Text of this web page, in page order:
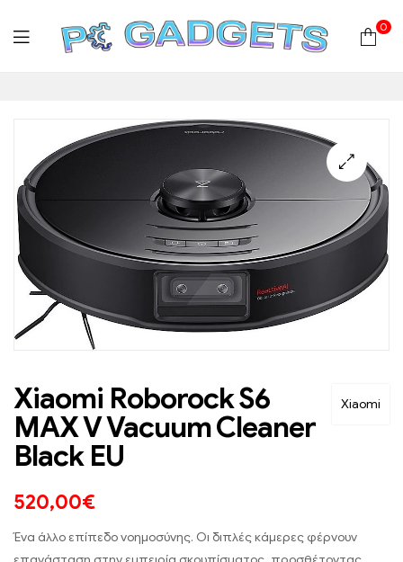
Gadgets
Plus
Hardware
|
Αναλώσιμα
0
Xiaomi
Xiaomi Roborock S6
MAX V Vacuum Cleaner
Black EU
520,00€
Ένα άλλο επίπεδο νοημοσύνης. Οι διπλές κάμερες φέρνουν